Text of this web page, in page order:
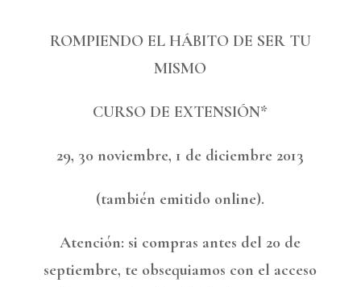
ROMPIENDO EL HÁBITO DE SER TU
MISMO
CURSO DE EXTENSIÓN*
29, 30 noviembre, 1 de diciembre 2013
(también emitido online).
Atención: si compras antes del 20 de
septiembre, te obsequiamos con el acceso